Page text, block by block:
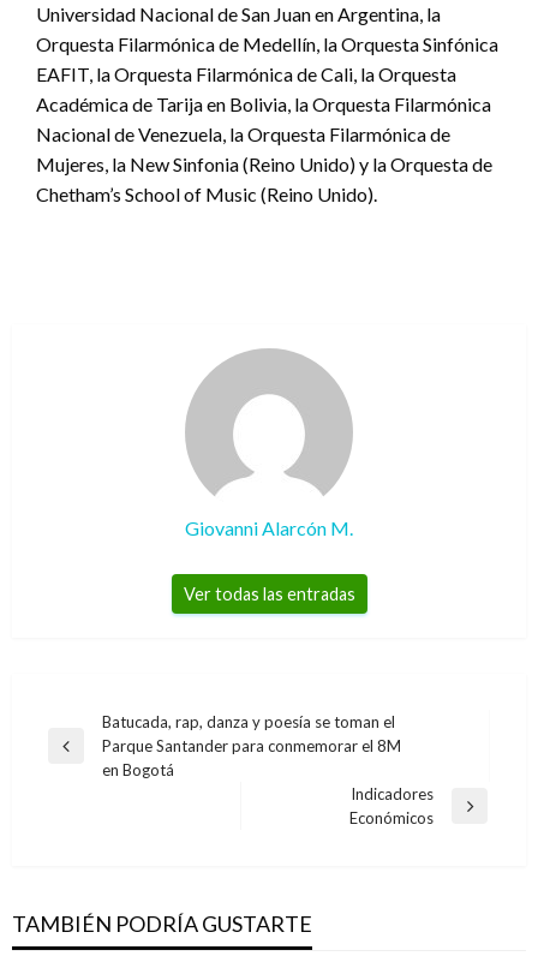
Universidad Nacional de San Juan en Argentina, la
Orquesta Filarmónica de Medellín, la Orquesta Sinfónica
EAFIT, la Orquesta Filarmónica de Cali, la Orquesta
Académica de Tarija en Bolivia, la Orquesta Filarmónica
Nacional de Venezuela, la Orquesta Filarmónica de
Mujeres, la New Sinfonia (Reino Unido) y la Orquesta de
Chetham’s School of Music (Reino Unido).
Giovanni Alarcón M.
Ver todas las entradas
Navegación
de
Entrada
Batucada, rap, danza y poesía se toman el
Parque Santander para conmemorar el 8M
en Bogotá
Indicadores
Económicos
TAMBIÉN PODRÍA GUSTARTE